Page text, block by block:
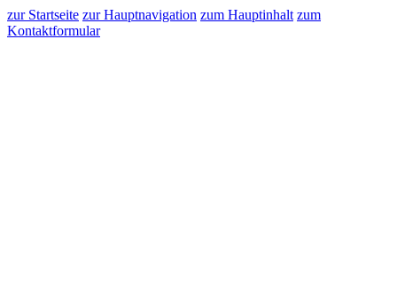
zur Startseite zur Hauptnavigation zum Hauptinhalt zum
Kontaktformular